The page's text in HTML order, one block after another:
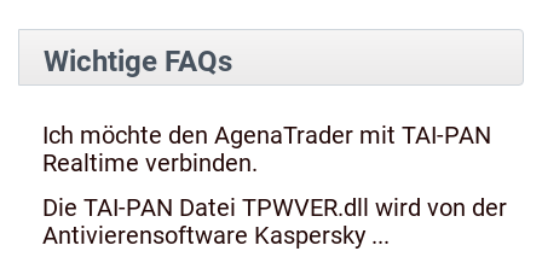
Wichtige FAQs
Ich möchte den AgenaTrader mit TAI-PAN
Realtime verbinden.
Die TAI-PAN Datei TPWVER.dll wird von der
Antivierensoftware Kaspersky ...